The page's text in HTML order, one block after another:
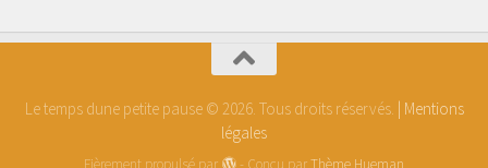
Le temps dune petite pause © 2026. Tous droits réservés. | Mentions
légales
Fièrement propulsé par - Conçu parThème Hueman